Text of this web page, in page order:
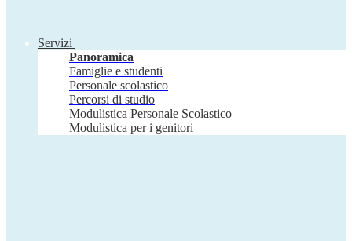
Servizi
Panoramica
Famiglie e studenti
Personale scolastico
Percorsi di studio
Modulistica Personale Scolastico
Modulistica per i genitori